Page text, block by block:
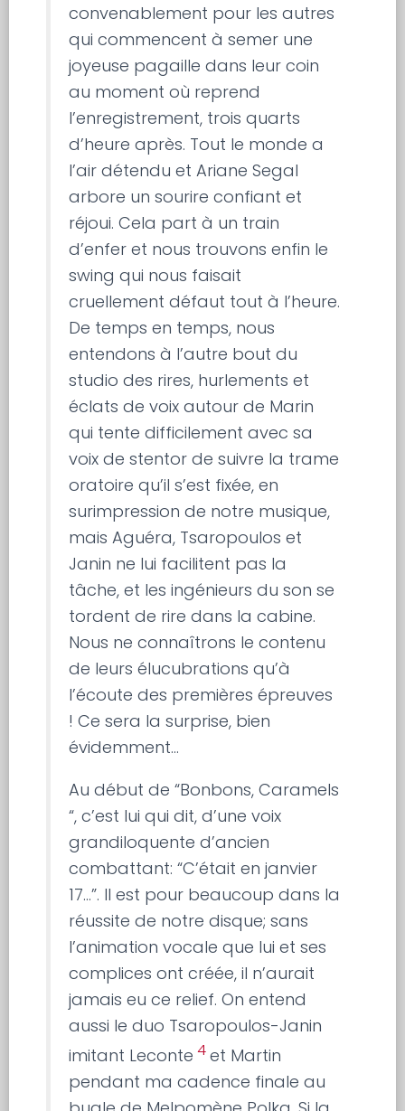
convenablement pour les autres
qui commencent à semer une
joyeuse pagaille dans leur coin
au moment où reprend
l’enregistrement, trois quarts
d’heure après. Tout le monde a
l’air détendu et Ariane Segal
arbore un sourire confiant et
réjoui. Cela part à un train
d’enfer et nous trouvons enfin le
swing qui nous faisait
cruellement défaut tout à l’heure.
De temps en temps, nous
entendons à l’autre bout du
studio des rires, hurlements et
éclats de voix autour de Marin
qui tente difficilement avec sa
voix de stentor de suivre la trame
oratoire qu’il s’est fixée, en
surimpression de notre musique,
mais Aguéra, Tsaropoulos et
Janin ne lui facilitent pas la
tâche, et les ingénieurs du son se
tordent de rire dans la cabine.
Nous ne connaîtrons le contenu
de leurs élucubrations qu’à
l’écoute des premières épreuves
! Ce sera la surprise, bien
évidemment…
Au début de “Bonbons, Caramels
“, c’est lui qui dit, d’une voix
grandiloquente d’ancien
combattant: “C’était en janvier
17…”. Il est pour beaucoup dans la
réussite de notre disque; sans
l’animation vocale que lui et ses
complices ont créée, il n’aurait
jamais eu ce relief. On entend
aussi le duo Tsaropoulos-Janin
imitant Leconte 4et Martin
pendant ma cadence finale au